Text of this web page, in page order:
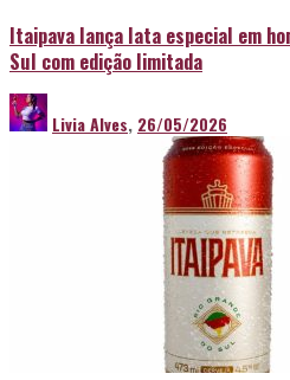
Itaipava lança lata especial em
Sul com edição limitada
Livia Alves, 26/05/2026